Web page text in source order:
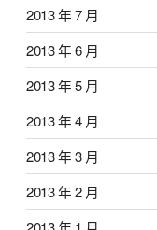
2013 年 7 月
2013 年 6 月
2013 年 5 月
2013 年 4 月
2013 年 3 月
2013 年 2 月
2013 年 1 月